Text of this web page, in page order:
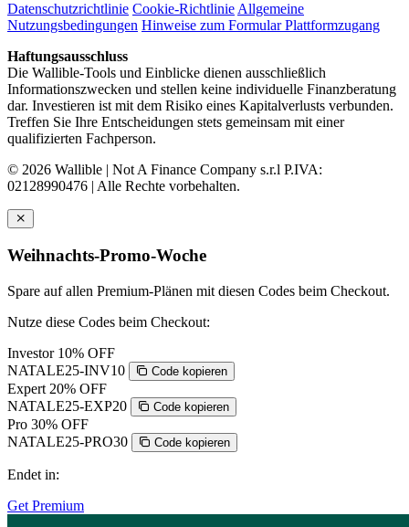
Datenschutzrichtlinie Cookie-RichtlinieAllgemeine
Nutzungsbedingungen Hinweise zum Formular Plattformzugang
Haftungsausschluss
Die Wallible-Tools und Einblicke dienen ausschließlich
Informationszwecken und stellen keine individuelle Finanzberatung
dar. Investieren ist mit dem Risiko eines Kapitalverlusts verbunden.
Treffen Sie Ihre Entscheidungen stets gemeinsam mit einer
qualifizierten Fachperson.
© 2026 Wallible | Not A Finance Company s.r.l P.IVA:
02128990476 | Alle Rechte vorbehalten.
Weihnachts-Promo-Woche
Spare auf allen Premium-Plänen mit diesen Codes beim Checkout.
Nutze diese Codes beim Checkout:
Investor 10% OFF
NATALE25-INV10
Code kopieren
Expert 20% OFF
NATALE25-EXP20
Code kopieren
Pro 30% OFF
NATALE25-PRO30
Code kopieren
Endet in:
Get Premium